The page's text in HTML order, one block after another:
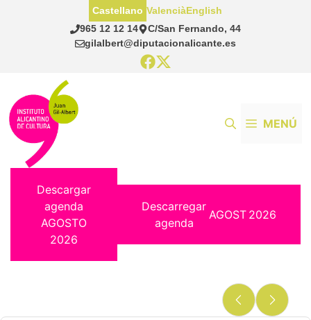
965 12 12 14
C/San Fernando, 44
gilalbert@diputacionalicante.es
Castellano ValenciàEnglish
MENÚ
Descargar
agenda
AGOSTO
2026
Descarregar
agenda
AGOST 2026